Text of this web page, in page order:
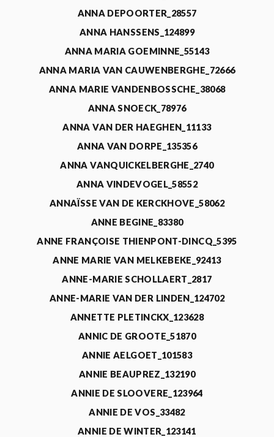
ANNA DEPOORTER_28557
ANNA HANSSENS_124899
ANNA MARIA GOEMINNE_55143
ANNA MARIA VAN CAUWENBERGHE_72666
ANNA MARIE VANDENBOSSCHE_38068
ANNA SNOECK_78976
ANNA VAN DER HAEGHEN_11133
ANNA VAN DORPE_135356
ANNA VANQUICKELBERGHE_2740
ANNA VINDEVOGEL_58552
ANNAÏSSE VAN DE KERCKHOVE_58062
ANNE BEGINE_83380
ANNE FRANÇOISE THIENPONT-DINCQ_5395
ANNE MARIE VAN MELKEBEKE_92413
ANNE-MARIE SCHOLLAERT_2817
ANNE-MARIE VAN DER LINDEN_124702
ANNETTE PLETINCKX_123628
ANNIC DE GROOTE_51870
ANNIE AELGOET_101583
ANNIE BEAUPREZ_132190
ANNIE DE SLOOVERE_123964
ANNIE DE VOS_33482
ANNIE DE WINTER_123141